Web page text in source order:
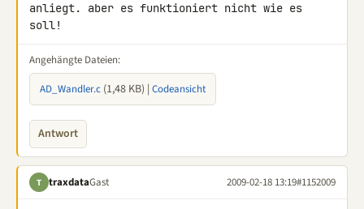
anliegt. aber es funktioniert nicht wie es
soll!
Angehängte Dateien:
AD_Wandler.c (1,48 KB) | Codeansicht
Antwort
T traxdataGast 2009-02-18 13:19#1152009